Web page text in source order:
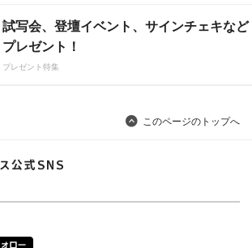
試写会、登壇イベント、サインチェキなど
プレゼント！
プレゼント特集
このページのトップへ